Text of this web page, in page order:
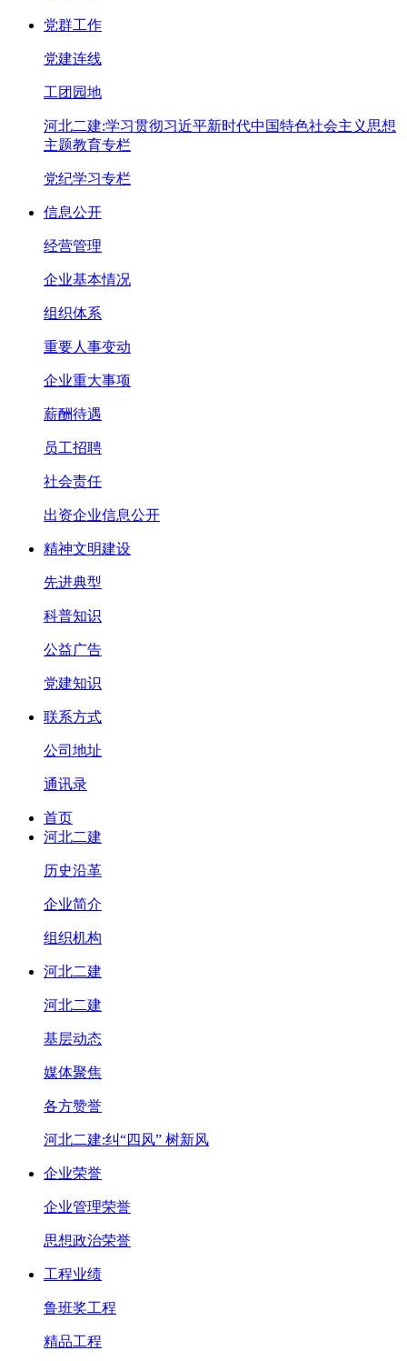
党群工作
党建连线
工团园地
河北二建:学习贯彻习近平新时代中国特色社会主义思想
主题教育专栏
党纪学习专栏
信息公开
经营管理
企业基本情况
组织体系
重要人事变动
企业重大事项
薪酬待遇
员工招聘
社会责任
出资企业信息公开
精神文明建设
先进典型
科普知识
公益广告
党建知识
联系方式
公司地址
通讯录
首页
河北二建
历史沿革
企业简介
组织机构
河北二建
河北二建
基层动态
媒体聚焦
各方赞誉
河北二建:纠“四风” 树新风
企业荣誉
企业管理荣誉
思想政治荣誉
工程业绩
鲁班奖工程
精品工程